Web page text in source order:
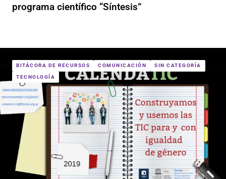
programa científico “Síntesis”
BITÁCORA DE RECURSOS COMUNICACIÓN SIN CATEGORÍA
TECNOLOGÍA